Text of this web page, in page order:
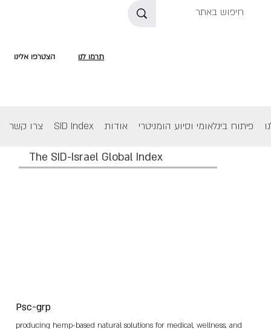
פיתוח בינלאומי וסיוע הומניטרי אודות SID Index צרו קשר
הצטרפו אלינו תרמו לנו
The SID-Israel Global Index
Psc-grp
producing hemp-based natural solutions for medical, wellness, and